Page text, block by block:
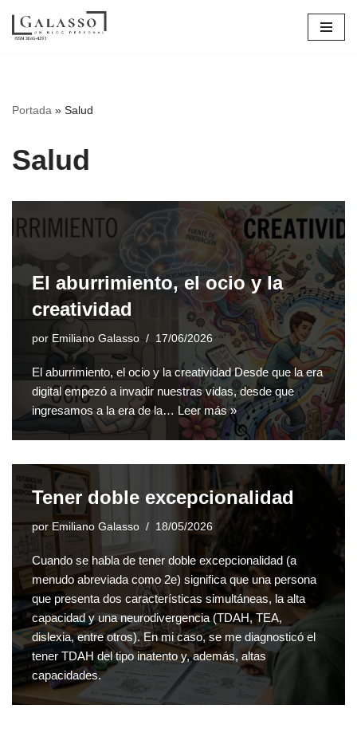
Saltar
Portada » Salud
Salud
El aburrimiento, el ocio y la
creatividad
por Emiliano Galasso 17/06/2026
El aburrimiento, el ocio y la creatividad Desde que la era
digital empezó a invadir nuestras vidas, desde que
ingresamos a la era de la… Leer más »
Tener doble excepcionalidad
por Emiliano Galasso 18/05/2026
Cuando se habla de tener doble excepcionalidad (a
menudo abreviada como 2e) significa que una persona
que presenta dos características simultáneas, la alta
capacidad y una neurodivergencia (TDAH, TEA,
dislexia, entre otros). En mi caso, se me diagnosticó el
tener TDAH del tipo inatento y, además, altas
capacidades.